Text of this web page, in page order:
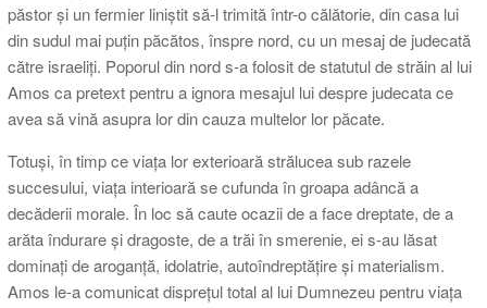
păstor și un fermier liniștit să-l trimită într-o călătorie, din casa lui
din sudul mai puțin păcătos, înspre nord, cu un mesaj de judecată
către israeliți. Poporul din nord s-a folosit de statutul de străin al lui
Amos ca pretext pentru a ignora mesajul lui despre judecata ce
avea să vină asupra lor din cauza multelor lor păcate.
Totuși, în timp ce viața lor exterioară strălucea sub razele
succesului, viața interioară se cufunda în groapa adâncă a
decăderii morale. În loc să caute ocazii de a face dreptate, de a
arăta îndurare și dragoste, de a trăi în smerenie, ei s-au lăsat
dominați de aroganță, idolatrie, autoîndreptățire și materialism.
Amos le-a comunicat disprețul total al lui Dumnezeu pentru viața